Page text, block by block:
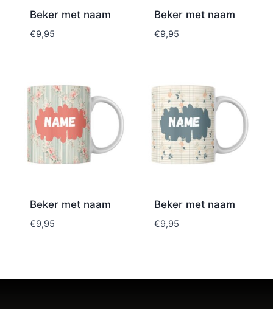
Beker met naam
€9,95
Beker met naam
€9,95
Beker met naam
€9,95
Beker met naam
€9,95